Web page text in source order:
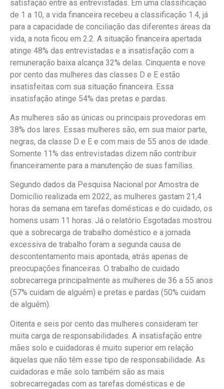
satisfação entre as entrevistadas. Em uma classificação
de 1 a 10, a vida financeira recebeu a classificação 1.4, já
para a capacidade de conciliação das diferentes áreas da
vida, a nota ficou em 2.2. A situação financeira apertada
atinge 48% das entrevistadas e a insatisfação com a
remuneração baixa alcança 32% delas. Cinquenta e nove
por cento das mulheres das classes D e E estão
insatisfeitas com sua situação financeira. Essa
insatisfação atinge 54% das pretas e pardas.
As mulheres são as únicas ou principais provedoras em
38% dos lares. Essas mulheres são, em sua maior parte,
negras, da classe D e E e com mais de 55 anos de idade.
Somente 11% das entrevistadas dizem não contribuir
financeiramente para a manutenção de suas famílias.
Segundo dados da Pesquisa Nacional por Amostra de
Domicílio realizada em 2022, as mulheres gastam 21,4
horas da semana em tarefas domésticas e do cuidado, os
homens usam 11 horas. Já o relatório Esgotadas mostrou
que a sobrecarga de trabalho doméstico e a jornada
excessiva de trabalho foram a segunda causa de
descontentamento mais apontada, atrás apenas de
preocupações financeiras. O trabalho de cuidado
sobrecarrega principalmente as mulheres de 36 a 55 anos
(57% cuidam de alguém) e pretas e pardas (50% cuidam
de alguém).
Oitenta e seis por cento das mulheres consideram ter
muita carga de responsabilidades. A insatisfação entre
mães solo e cuidadoras é muito superior em relação
àquelas que não têm esse tipo de responsabilidade. As
cuidadoras e mãe solo também são as mais
sobrecarregadas com as tarefas domésticas e de